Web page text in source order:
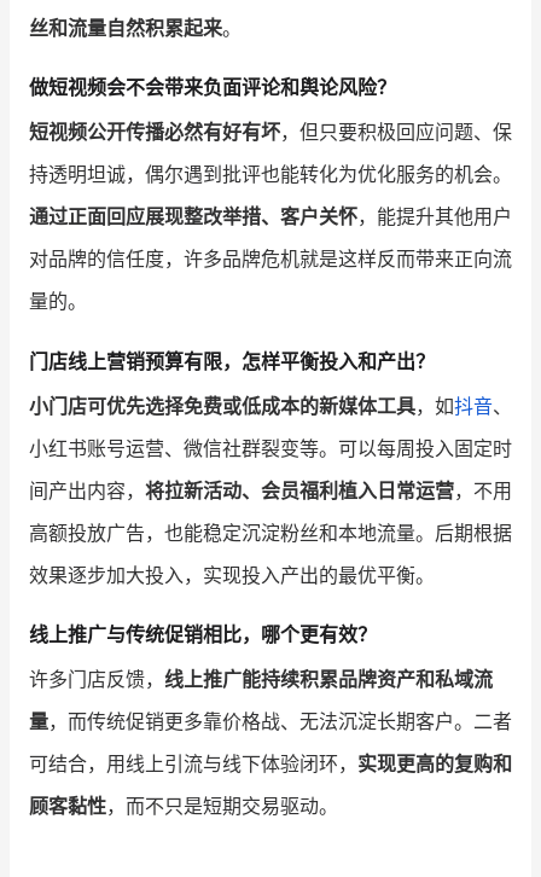
丝和流量自然积累起来。
做短视频会不会带来负面评论和舆论风险？
短视频公开传播必然有好有坏，但只要积极回应问题、保
持透明坦诚，偶尔遇到批评也能转化为优化服务的机会。
通过正面回应展现整改举措、客户关怀，能提升其他用户
对品牌的信任度，许多品牌危机就是这样反而带来正向流
量的。
门店线上营销预算有限，怎样平衡投入和产出？
小门店可优先选择免费或低成本的新媒体工具，如抖音、
小红书账号运营、微信社群裂变等。可以每周投入固定时
间产出内容， 将拉新活动、会员福利植入日常运营，不用
高额投放广告，也能稳定沉淀粉丝和本地流量。后期根据
效果逐步加大投入，实现投入产出的最优平衡。
线上推广与传统促销相比，哪个更有效？
许多门店反馈， 线上推广能持续积累品牌资产和私域流
量，而传统促销更多靠价格战、无法沉淀长期客户。二者
可结合，用线上引流与线下体验闭环， 实现更高的复购和
顾客黏性，而不只是短期交易驱动。